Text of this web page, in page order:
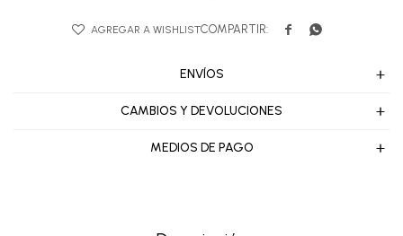
 
ENVÍOS
CAMBIOS Y DEVOLUCIONES
MEDIOS DE PAGO